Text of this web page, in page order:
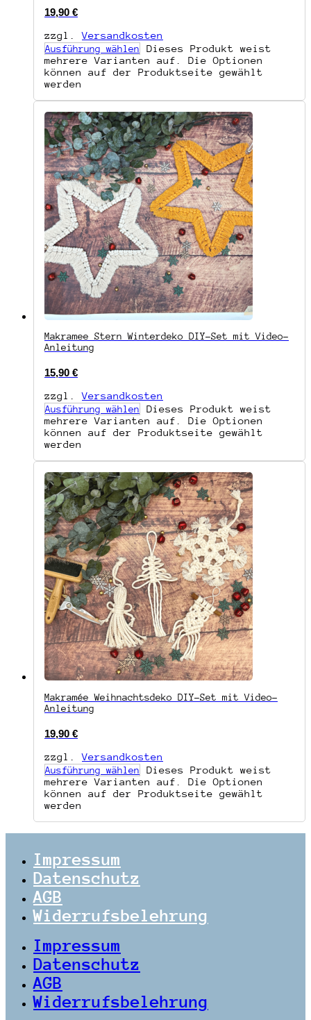
19,90 €
zzgl.Versandkosten
Ausführung wählen
Dieses Produkt weist
mehrere Varianten auf. Die Optionen
können auf der Produktseite gewählt
werden
Makramee Stern Winterdeko DIY-Set mit Video-
Anleitung
15,90 €
zzgl.Versandkosten
Ausführung wählen
Dieses Produkt weist
mehrere Varianten auf. Die Optionen
können auf der Produktseite gewählt
werden
Makramée Weihnachtsdeko DIY-Set mit Video-
Anleitung
19,90 €
zzgl.Versandkosten
Ausführung wählen
Dieses Produkt weist
mehrere Varianten auf. Die Optionen
können auf der Produktseite gewählt
werden
Impressum
Datenschutz
AGB
Widerrufsbelehrung
Impressum
Datenschutz
AGB
Widerrufsbelehrung